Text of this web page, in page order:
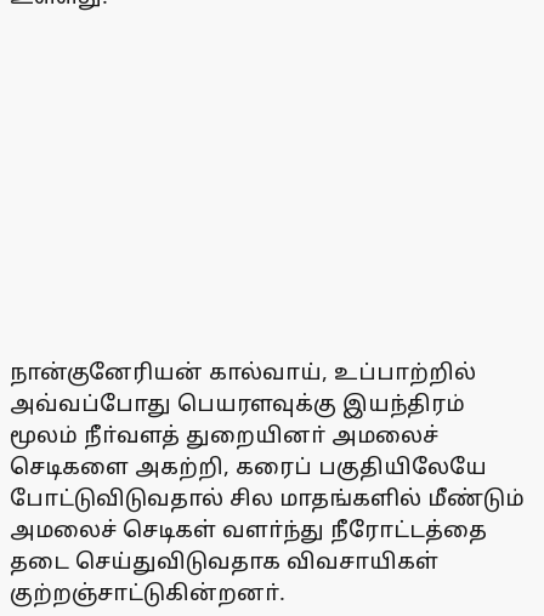
நான்குனேரியன் கால்வாய், உப்பாற்றில்
அவ்வப்போது பெயரளவுக்கு இயந்திரம்
மூலம் நீா்வளத் துறையினா் அமலைச்
செடிகளை அகற்றி, கரைப் பகுதியிலேயே
போட்டுவிடுவதால் சில மாதங்களில் மீண்டும்
அமலைச் செடிகள் வளா்ந்து நீரோட்டத்தை
தடை செய்துவிடுவதாக விவசாயிகள்
குற்றஞ்சாட்டுகின்றனா்.